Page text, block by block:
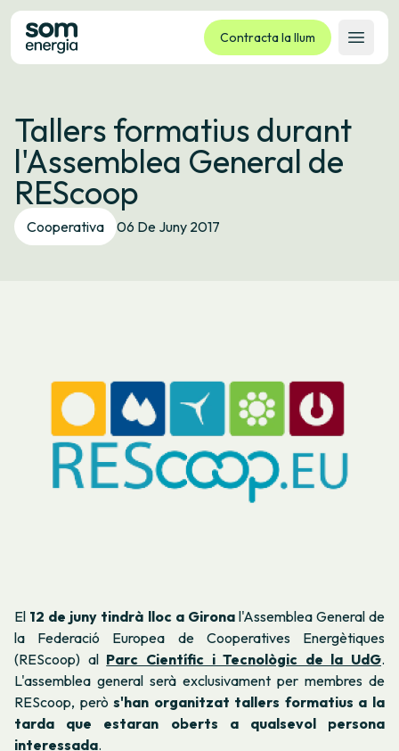
Contracta la llum
Obrir
Tarifes
Serveis
Empreses
La cooperativa
Contacte
Tallers formatius durant
l'Assemblea General de
REScoop
Cooperativa 06 De Juny 2017
El 12 de juny tindrà lloc a Gironal'Assemblea General de
la Federació Europea de Cooperatives Energètiques
(REScoop) al Parc Científic i Tecnològic de la UdG.
L'assemblea general serà exclusivament per membres de
REScoop, peròs'han organitzat tallers formatius a la
tarda que estaran oberts a qualsevol persona
interessada.